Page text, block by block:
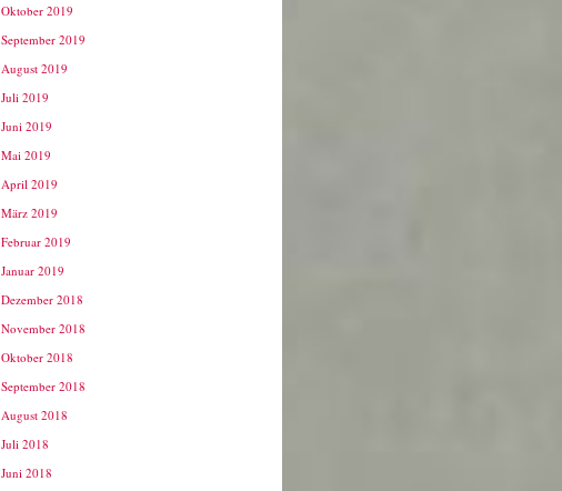
Oktober 2019
September 2019
August 2019
Juli 2019
Juni 2019
Mai 2019
April 2019
März 2019
Februar 2019
Januar 2019
Dezember 2018
November 2018
Oktober 2018
September 2018
August 2018
Juli 2018
Juni 2018